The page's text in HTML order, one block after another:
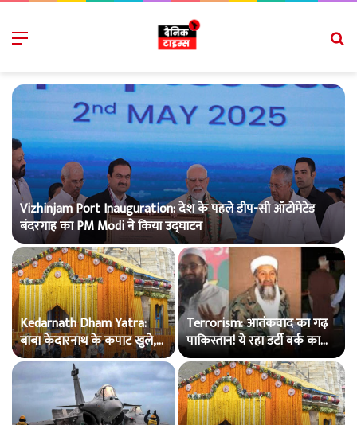
Menu
Vizhinjam Port Inauguration: देश के पहले डीप-सी ऑटोमेटेड
बंदरगाह का PM Modi ने किया उद्घाटन
Kedarnath Dham Yatra:
बाबा केदारनाथ के कपाट खुले,
भारी संख्या में उमड़ी श्रद्धालुओं की
भीड़..
Terrorism: आतंकवाद का गढ़
पाकिस्तान! ये रहा डर्टी वर्क का
पूरा काला चिट्ठा..